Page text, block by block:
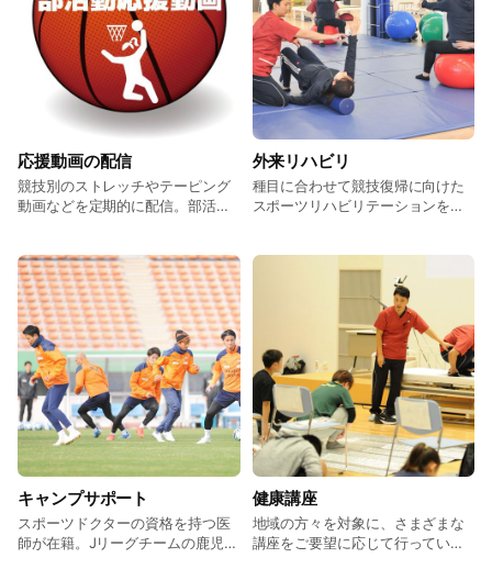
応援動画の配信
競技別のストレッチやテーピング
動画などを定期的に配信。部活動
外来リハビリ
種目に合わせて競技復帰に向けた
スポーツリハビリテーションを実
レティックトレーナーの資格を持
つスタッフが在籍しています。
キャンプサポート
スポーツドクターの資格を持つ医
師が在籍。Jリーグチームの鹿児島
健康講座
地域の方々を対象に、さまざまな
講座をご要望に応じて行っていま